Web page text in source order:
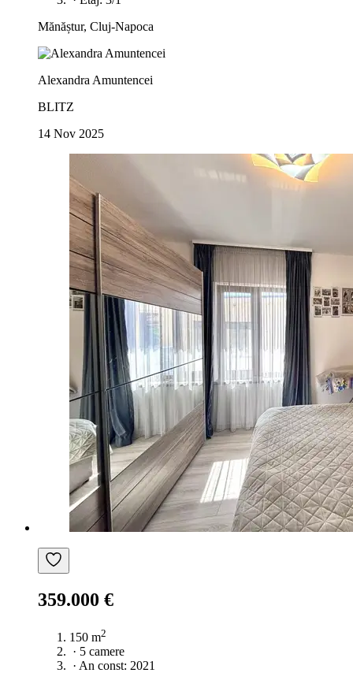
Mănăștur, Cluj-Napoca
Alexandra Amuntencei
BLITZ
14 Nov 2025
359.000 €
150 m2
· 5 camere
· An const: 2021